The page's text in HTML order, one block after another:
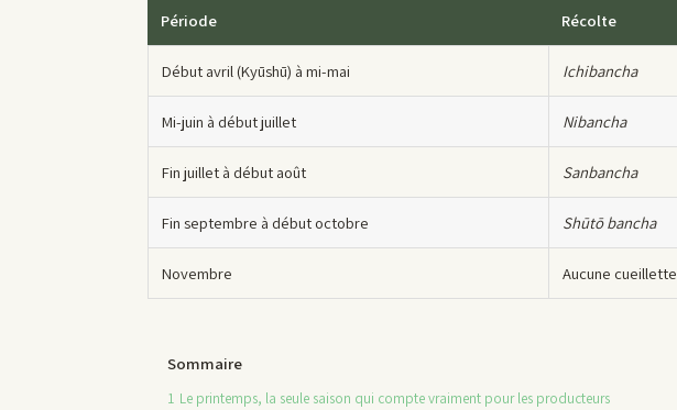
Période Récolte
Début avril (Kyūshū) à mi-mai Ichibancha
Mi-juin à début juillet Nibancha
Fin juillet à début août Sanbancha
Fin septembre à début octobre Shūtō bancha
Novembre Aucune cueillette
Sommaire
1 Le printemps, la seule saison qui compte vraiment pour les producteurs